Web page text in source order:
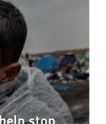
stop